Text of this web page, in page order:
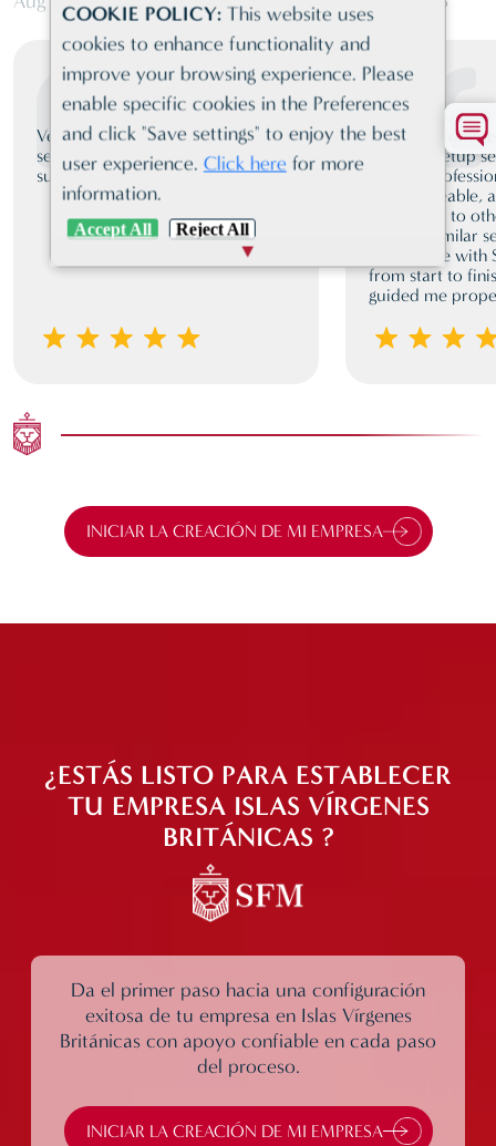
Very friendly, client orientated
service. Proactive and very
supportive st all times
I highly
business setup
team is
compared to
offering similar
experience with
from start to
guided me
INICIAR LA CREACIÓN DE MI EMPRESA
¿ESTÁS LISTO PARA ESTABLECER
TU EMPRESA ISLAS VÍRGENES
BRITÁNICAS ?
Da el primer paso hacia una configuración
exitosa de tu empresa en Islas Vírgenes
Británicas con apoyo confiable en cada paso
del proceso.
INICIAR LA CREACIÓN DE MI EMPRESA
COOKIE POLICY: This website uses
cookies to enhance functionality and
improve your browsing experience. Please
enable specific cookies in the Preferences
and click "Save settings" to enjoy the best
user experience. Click herefor more
information.
Accept All Reject All